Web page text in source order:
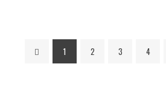
1 2 3 4